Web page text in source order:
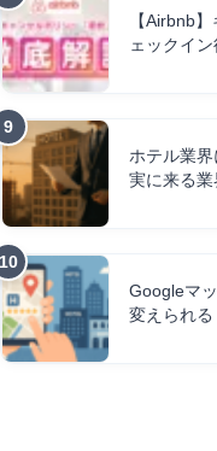
【Airbnb
ェックイ
ホテル業
実に来る業
Googleマ
変えられ